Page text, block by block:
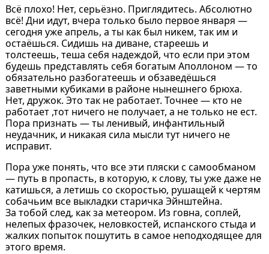
Всё плохо! Нет, серьёзно. Приглядитесь. Абсолютно
всё! Дни идут, вчера только было первое января —
сегодня уже апрель, а ты как был никем, так им и
остаёшься. Сидишь на диване, стареешь и
толстеешь, теша себя надеждой, что если при этом
будешь представлять себя богатым Аполлоном — то
обязательно разбогатеешь и обзаведёшься
заветными кубиками в районе нынешнего брюха.
Нет, дружок. Это так не работает. Точнее — кто не
работает ,тот ничего не получает, а не только не ест.
Пора признать — ты ленивый, инфантильный
неудачник, и никакая сила мысли тут ничего не
исправит.
Пора уже понять, что все эти пляски с самообманом
— путь в пропасть, в которую, к слову, ты уже даже не
катишься, а летишь со скоростью, рушащей к чертям
собачьим все выкладки старичка Эйнштейна.
За тобой след, как за метеором. Из говна, соплей,
нелепых фразочек, неловкостей, испанского стыда и
жалких попыток пошутить в самое неподходящее для
этого время.